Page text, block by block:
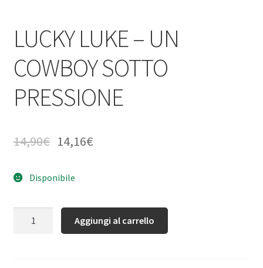
LUCKY LUKE – UN
COWBOY SOTTO
PRESSIONE
14,90€ 14,16€
Disponibile
Aggiungi al carrello